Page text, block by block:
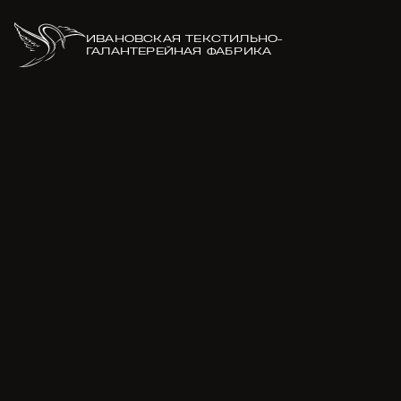
ИВАНОВСКАЯ ТЕКСТИЛЬНО-
ГАЛАНТЕРЕЙНАЯ ФАБРИКА